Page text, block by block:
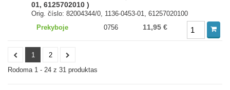
01, 6125702010 )
Orig. číslo: 82004344/0, 1136-0453-01, 61257020100
Prekyboje
0756 11,95 €
1
2
Rodoma 1 - 24 z 31 produktas